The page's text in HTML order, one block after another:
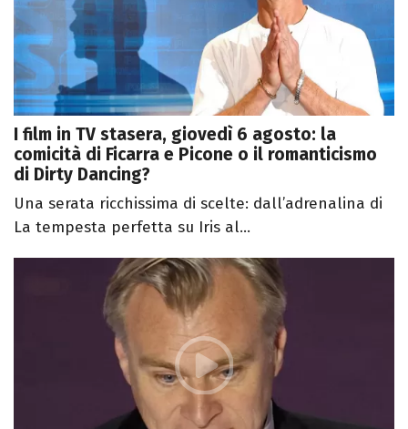
I film in TV stasera, giovedì 6 agosto: la
comicità di Ficarra e Picone o il romanticismo
di Dirty Dancing?
Una serata ricchissima di scelte: dall’adrenalina di
La tempesta perfetta su Iris al...